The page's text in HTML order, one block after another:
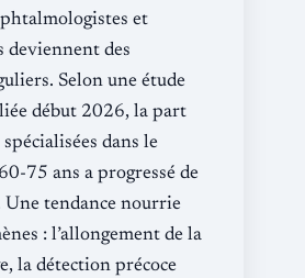
et
deviennent des
Selon une étude
début 2026, la part
dans le
75 ans a progressé de
Une tendance nourrie
: l’allongement de la
la détection précoce